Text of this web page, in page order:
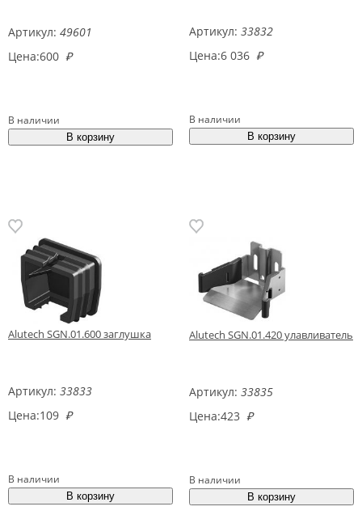
Артикул: 49601
Цена:600 ₽
В наличии
Артикул: 33832
Цена:6 036 ₽
В наличии
Alutech SGN.01.600 заглушка
Артикул: 33833
Цена:109 ₽
В наличии
Alutech SGN.01.420 улавливатель
Артикул: 33835
Цена:423 ₽
В наличии